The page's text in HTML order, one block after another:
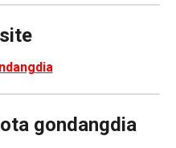
gondangdia